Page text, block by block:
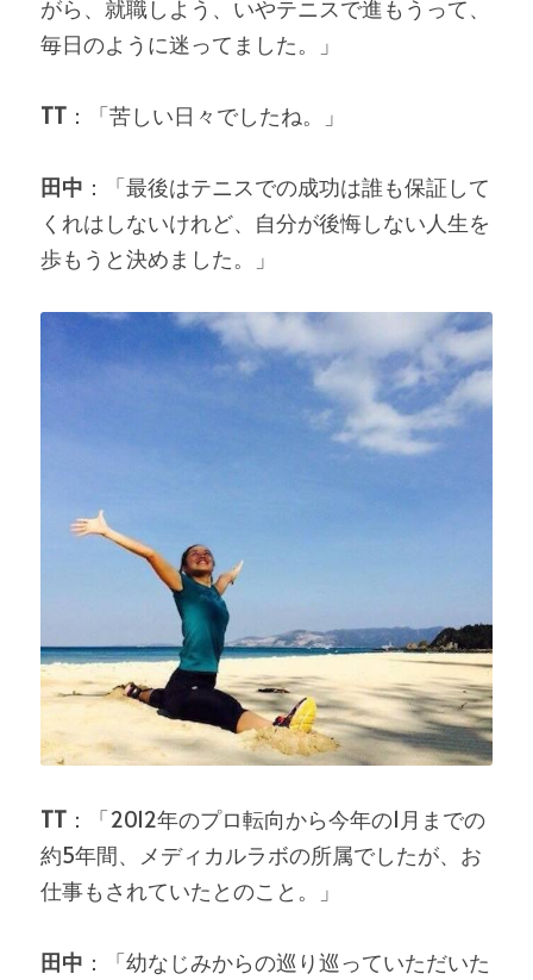
がら、就職しよう、いやテニスで進もうって、
毎日のように迷ってました。」
TT ：「苦しい日々でしたね。」
田中 ：「最後はテニスでの成功は誰も保証して
くれはしないけれど、自分が後悔しない人生を
歩もうと決めました。」
TT ：「2012年のプロ転向から今年の1月までの
約5年間、メディカルラボの所属でしたが、お
仕事もされていたとのこと。」
田中 ：「幼なじみからの巡り巡っていただいた